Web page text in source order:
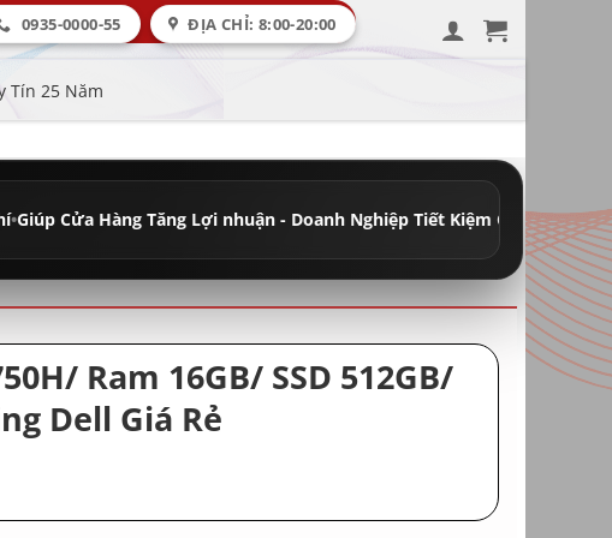
0935-0000-55 ĐỊA CHỈ: 8:00-20:00
Tín 25 Năm
Tăng Lợi nhuận - Doanh Nghiệp Tiết Kiệm Chi Phí• Đầy Đủ Máy Học
Ram 16GB/ SSD 512GB/
Dell Giá Rẻ